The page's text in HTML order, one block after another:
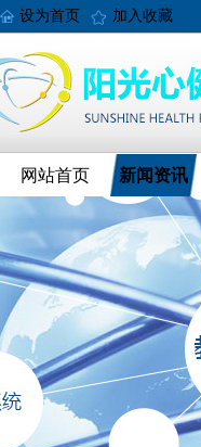
设为首页 加入收藏
网站首页 新闻资讯